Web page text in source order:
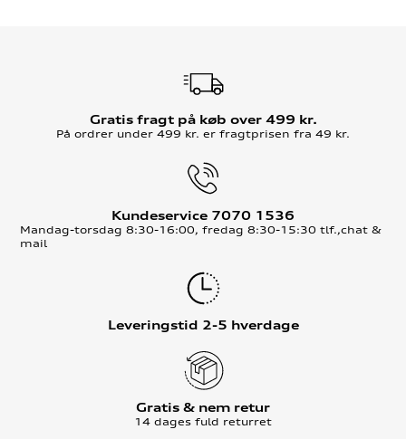
Gratis fragt på køb over 499 kr.
På ordrer under 499 kr. er fragtprisen fra 49 kr.
Kundeservice 7070 1536
Mandag-torsdag 8:30-16:00, fredag 8:30-15:30 tlf.,chat &
mail
Leveringstid 2-5 hverdage
Gratis & nem retur
14 dages fuld returret